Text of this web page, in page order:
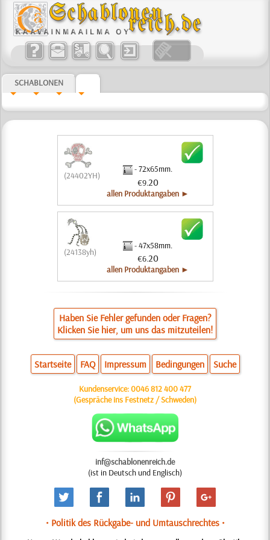
SCHABLONEN
(24402YH)
- 72x65mm.
€9.20
allen Produktangaben ►
(24138yh)
- 47x58mm.
€6.20
allen Produktangaben ►
Haben Sie Fehler gefunden oder Fragen?
Klicken Sie hier, um uns das mitzuteilen!
Startseite FAQ Impressum Bedingungen Suche
Kundenservice:0046 812 400 477
(Gespräche ins Festnetz / Schweden)
inf@schablonenreich.de
(ist in Deutsch und Englisch)
• Politik des Rückgabe- und Umtauschrechtes •